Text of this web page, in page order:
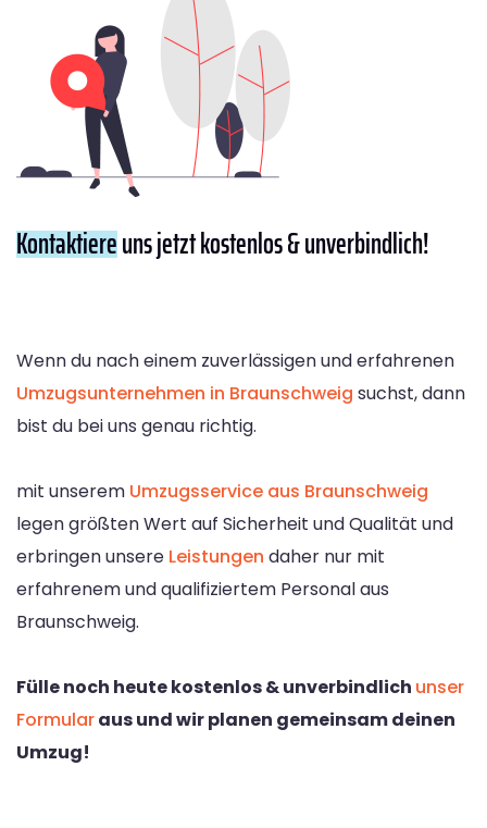
Kontaktiereuns jetzt kostenlos & unverbindlich!
Wenn du nach einem zuverlässigen und erfahrenen
Umzugsunternehmen in Braunschweig suchst, dann
bist du bei uns genau richtig.
mit unserem Umzugsservice aus Braunschweig
legen größten Wert auf Sicherheit und Qualität und
erbringen unsere Leistungen daher nur mit
erfahrenem und qualifiziertem Personal aus
Braunschweig.
Fülle noch heute kostenlos & unverbindlich unser
Formularaus und wir planen gemeinsam deinen
Umzug!